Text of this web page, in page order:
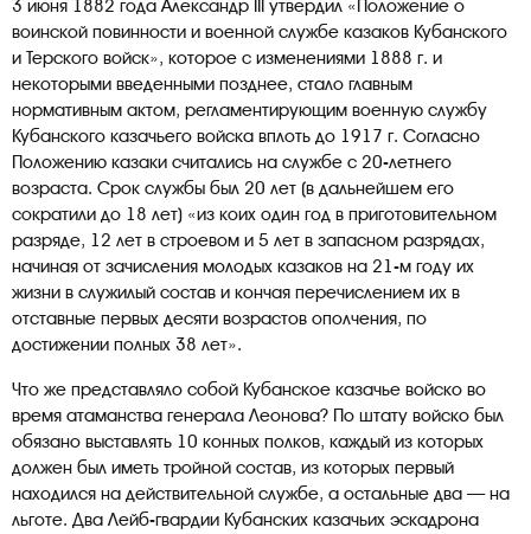
3 июня 1882 года Александр III утвердил «Положение о
воинской повинности и военной службе казаков Кубанского
и Терского войск», которое с изменениями 1888 г. и
некоторыми введенными позднее, стало главным
нормативным актом, регламентирующим военную службу
Кубанского казачьего войска вплоть до 1917 г. Согласно
Положению казаки считались на службе с 20-летнего
возраста. Срок службы был 20 лет (в дальнейшем его
сократили до 18 лет) «из коих один год в приготовительном
разряде, 12 лет в строевом и 5 лет в запасном разрядах,
начиная от зачисления молодых казаков на 21-м году их
жизни в служилый состав и кончая перечислением их в
отставные первых десяти возрастов ополчения, по
достижении полных 38 лет».
Что же представляло собой Кубанское казачье войско во
время атаманства генерала Леонова? По штату войско был
обязано выставлять 10 конных полков, каждый из которых
должен был иметь тройной состав, из которых первый
находился на действительной службе, а остальные два — на
льготе. Два Лейб-гвардии Кубанских казачьих эскадрона